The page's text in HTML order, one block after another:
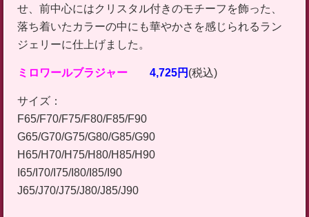
せ、前中心にはクリスタル付きのモチーフを飾った、
落ち着いたカラーの中にも華やかさを感じられるラン
ジェリーに仕上げました。
ミロワールブラジャー 4,725円 (税込)
サイズ：
F65/F70/F75/F80/F85/F90
G65/G70/G75/G80/G85/G90
H65/H70/H75/H80/H85/H90
I65/I70/I75/I80/I85/I90
J65/J70/J75/J80/J85/J90